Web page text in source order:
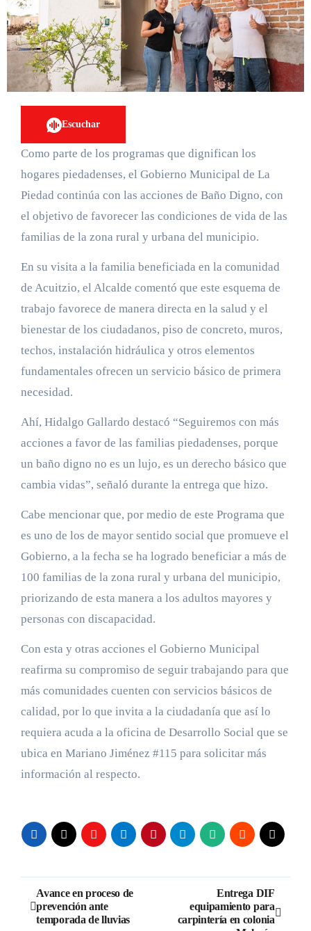
Escuchar
Como parte de los programas que dignifican los
hogares piedadenses, el Gobierno Municipal de La
Piedad continúa con las acciones de Baño Digno, con
el objetivo de favorecer las condiciones de vida de las
familias de la zona rural y urbana del municipio.
En su visita a la familia beneficiada en la comunidad
de Acuitzio, el Alcalde comentó que este esquema de
trabajo favorece de manera directa en la salud y el
bienestar de los ciudadanos, piso de concreto, muros,
techos, instalación hidráulica y otros elementos
fundamentales ofrecen un servicio básico de primera
necesidad.
Ahí, Hidalgo Gallardo destacó “Seguiremos con más
acciones a favor de las familias piedadenses, porque
un baño digno no es un lujo, es un derecho básico que
cambia vidas”, señaló durante la entrega que hizo.
Cabe mencionar que, por medio de este Programa que
es uno de los de mayor sentido social que promueve el
Gobierno, a la fecha se ha logrado beneficiar a más de
100 familias de la zona rural y urbana del municipio,
priorizando de esta manera a los adultos mayores y
personas con discapacidad.
Con esta y otras acciones el Gobierno Municipal
reafirma su compromiso de seguir trabajando para que
más comunidades cuenten con servicios básicos de
calidad, por lo que invita a la ciudadanía que así lo
requiera acuda a la oficina de Desarrollo Social que se
ubica en Mariano Jiménez #115 para solicitar más
información al respecto.
Navegación
de
Avance en proceso de
prevención ante
temporada de lluvias
Entrega DIF
equipamiento para
carpintería en colonia